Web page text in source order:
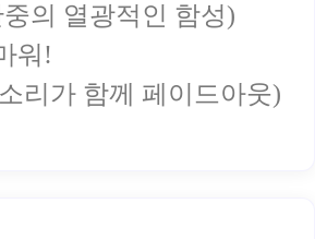
의 열광적인 함성)
워!
리가 함께 페이드아웃)